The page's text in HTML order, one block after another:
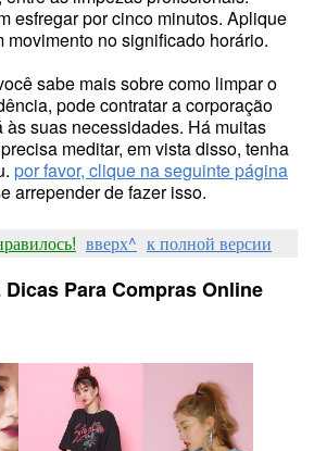
esfregar por cinco minutos. Aplique
movimento no significado horário.
sabe mais sobre como limpar o
pode contratar a corporação
às suas necessidades. Há muitas
meditar, em vista disso, tenha
por favor, clique na seguinte página
arrepender de fazer isso.
вверх^ к полной версии
Para Compras Online